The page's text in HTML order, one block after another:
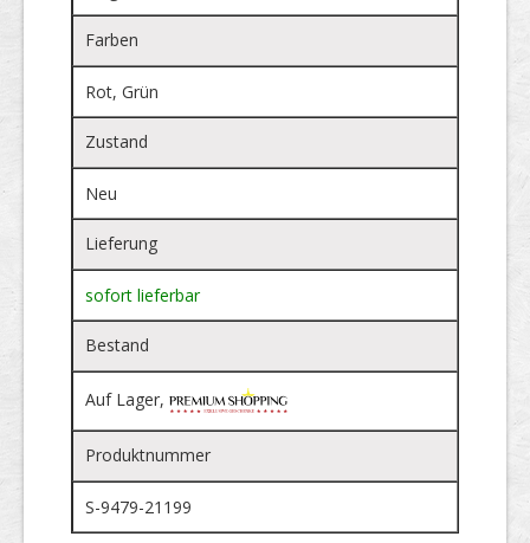
Farben
Rot, Grün
Zustand
Neu
Lieferung
sofort lieferbar
Bestand
Auf Lager,
Produktnummer
S-9479-21199